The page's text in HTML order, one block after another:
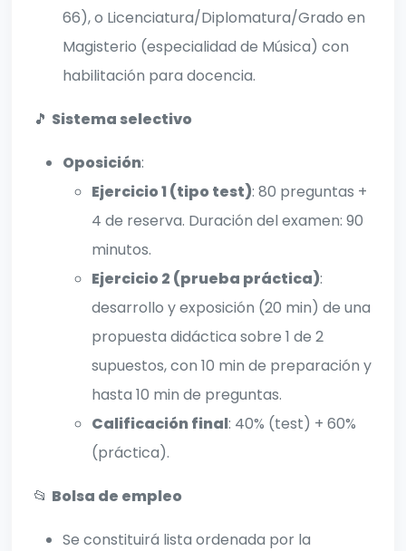
66), o Licenciatura/Diplomatura/Grado en
Magisterio (especialidad de Música) con
habilitación para docencia.
🎵 Sistema selectivo
Oposición:
Ejercicio 1 (tipo test): 80 preguntas +
4 de reserva. Duración del examen: 90
minutos.
Ejercicio 2 (prueba práctica):
desarrollo y exposición (20 min) de una
propuesta didáctica sobre 1 de 2
supuestos, con 10 min de preparación y
hasta 10 min de preguntas.
Calificación final: 40% (test) + 60%
(práctica).
📂 Bolsa de empleo
Se constituirá lista ordenada por la